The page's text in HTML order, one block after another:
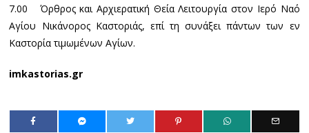
7.00 Όρθρος και Αρχιερατική Θεία Λειτουργία στον Ιερό Ναό
Αγίου Νικάνορος Καστοριάς, επί τη συνάξει πάντων των εν
Καστορία τιμωμένων Αγίων.
imkastorias.gr